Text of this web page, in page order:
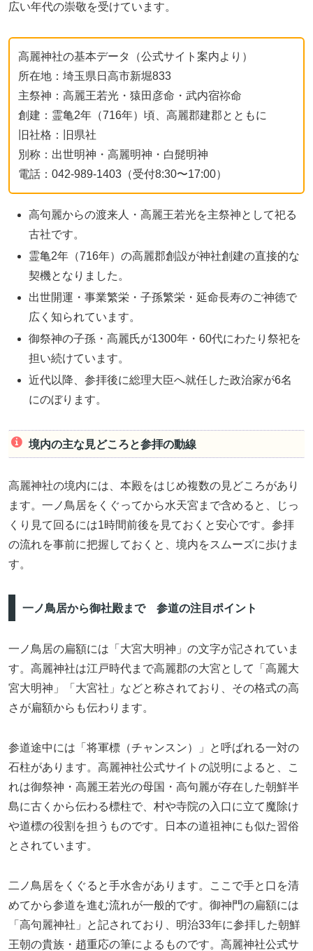
広い年代の崇敬を受けています。
高麗神社の基本データ（公式サイト案内より）
所在地：埼玉県日高市新堀833
主祭神：高麗王若光・猿田彦命・武内宿祢命
創建：霊亀2年（716年）頃、高麗郡建郡とともに
旧社格：旧県社
別称：出世明神・高麗明神・白髭明神
電話：042-989-1403（受付8:30〜17:00）
高句麗からの渡来人・高麗王若光を主祭神として祀る
古社です。
霊亀2年（716年）の高麗郡創設が神社創建の直接的な
契機となりました。
出世開運・事業繁栄・子孫繁栄・延命長寿のご神徳で
広く知られています。
御祭神の子孫・高麗氏が1300年・60代にわたり祭祀を
担い続けています。
近代以降、参拝後に総理大臣へ就任した政治家が6名
にのぼります。
境内の主な見どころと参拝の動線
高麗神社の境内には、本殿をはじめ複数の見どころがあり
ます。一ノ鳥居をくぐってから水天宮まで含めると、じっ
くり見て回るには1時間前後を見ておくと安心です。参拝
の流れを事前に把握しておくと、境内をスムーズに歩けま
す。
一ノ鳥居から御社殿まで 参道の注目ポイント
一ノ鳥居の扁額には「大宮大明神」の文字が記されていま
す。高麗神社は江戸時代まで高麗郡の大宮として「高麗大
宮大明神」「大宮社」などと称されており、その格式の高
さが扁額からも伝わります。
参道途中には「将軍標（チャンスン）」と呼ばれる一対の
石柱があります。高麗神社公式サイトの説明によると、こ
れは御祭神・高麗王若光の母国・高句麗が存在した朝鮮半
島に古くから伝わる標柱で、村や寺院の入口に立て魔除け
や道標の役割を担うものです。日本の道祖神にも似た習俗
とされています。
二ノ鳥居をくぐると手水舎があります。ここで手と口を清
めてから参道を進む流れが一般的です。御神門の扁額には
「高句麗神社」と記されており、明治33年に参拝した朝鮮
王朝の貴族・趙重応の筆によるものです。高麗神社公式サ